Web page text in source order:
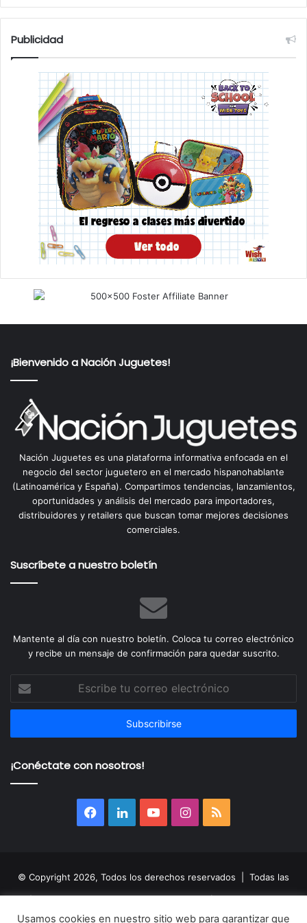
Publicidad
¡Bienvenido a Nación Juguetes!
Nación Juguetes es una plataforma informativa enfocada en el
negocio del sector juguetero en el mercado hispanohablante
(Latinoamérica y España). Compartimos tendencias, lanzamientos,
oportunidades y análisis del mercado para importadores,
distribuidores y retailers que buscan tomar mejores decisiones
comerciales.
Suscríbete a nuestro boletín
Mantente al día con nuestro boletín. Coloca tu correo electrónico
y recibe un mensaje de confirmación para quedar suscrito.
tu
correo
¡Conéctate con nosotros!
Facebook
LinkedInYouTubeInstagram
© Copyright 2026, Todos los derechos reservados | Todas las
imágenes, nombres, audios, videos, fotografías y logotipos son
Usamos cookies en nuestro sitio web para garantizar que